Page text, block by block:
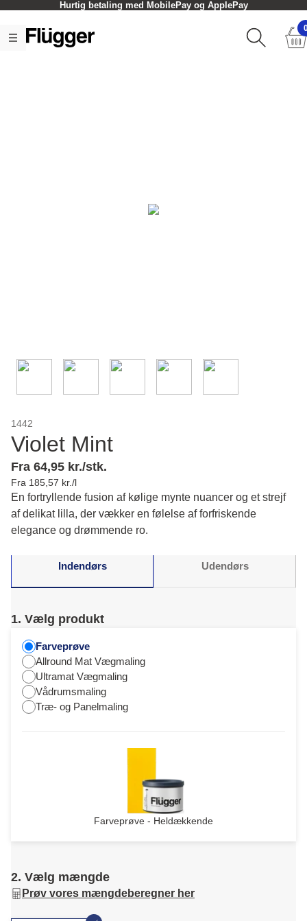
Hurtig betaling med MobilePay og ApplePay
1442
Violet Mint
Fra 64,95 kr./stk.
Fra 185,57 kr./l
En fortryllende fusion af kølige mynte nuancer og et strejf
af delikat lilla, der vækker en følelse af forfriskende
elegance og drømmende ro.
Indendørs Udendørs
1. Vælg produkt
Farveprøve
Allround Mat Vægmaling
Ultramat Vægmaling
Vådrumsmaling
Træ- og Panelmaling
Farveprøve - Heldækkende
2. Vælg mængde
Prøv vores mængdeberegner her